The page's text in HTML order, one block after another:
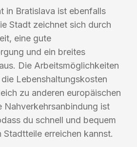
in Bratislava ist ebenfalls
Stadt zeichnet sich durch
eine gute
und ein breites
Die Arbeitsmöglichkeiten
Lebenshaltungskosten
zu anderen europäischen
Nahverkehrsanbindung ist
du schnell und bequem
Stadtteile erreichen kannst.